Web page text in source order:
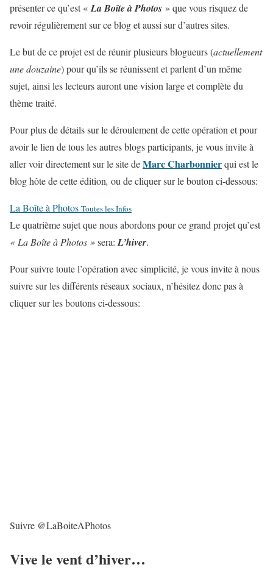
présenter ce qu’est « La Boîte à Photos » que vous risquez de
revoir régulièrement sur ce blog et aussi sur d’autres sites.
Le but de ce projet est de réunir plusieurs blogueurs (actuellement
une douzaine) pour qu’ils se réunissent et parlent d’un même
sujet, ainsi les lecteurs auront une vision large et complète du
thème traité.
Pour plus de détails sur le déroulement de cette opération et pour
avoir le lien de tous les autres blogs participants, je vous invite à
aller voir directement sur le site deMarc Charbonnierqui est le
blog hôte de cette édition, ou de cliquer sur le bouton ci-dessous:
La Boîte à Photos Toutes les Infos
Le quatrième sujet que nous abordons pour ce grand projet qu’est
« La Boîte à Photos »sera: L’hiver.
Pour suivre toute l’opération avec simplicité, je vous invite à nous
suivre sur les différents réseaux sociaux, n’hésitez donc pas à
cliquer sur les boutons ci-dessous:
Suivre @LaBoiteAPhotos
Vive le vent d’hiver…